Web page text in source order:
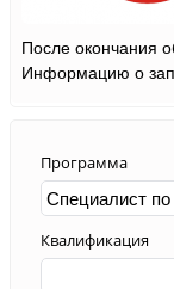
После окончания
Информацию о
Программа
Квалификация